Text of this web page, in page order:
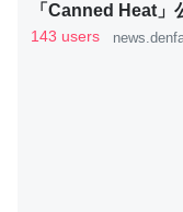
これを元に考える
類は苦労してるん
─ニュース :: 【研究発
「Canned Heat」
きMVがいきなり公
143 users